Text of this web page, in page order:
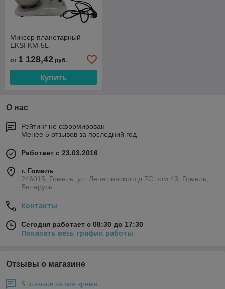
Миксер планетарный
EKSI KM-5L
от 1 128,42 руб.
Купить
О нас
Рейтинг не сформирован
Менее 5 отзывов за последний год
Работает с 23.03.2016
г. Гомель
246015, Гомель, ул. Лепешинского д.7С пом.43, Гомель,
Беларусь
Контакты
Сегодня работает с 08:30 до 17:30
Показать весь график работы
Отзывы о магазине
5 отзывов за всё время